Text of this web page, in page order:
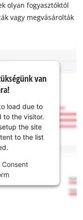
olyan fogyasztóktól
vagy megvásárolták
van
load due to
to the visitor.
the site
to the list
Consent